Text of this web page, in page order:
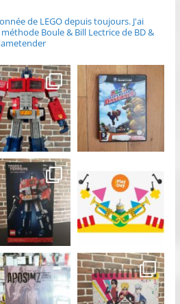
de LEGO depuis toujours.J'ai
Boule & Bill Lectrice de BD &